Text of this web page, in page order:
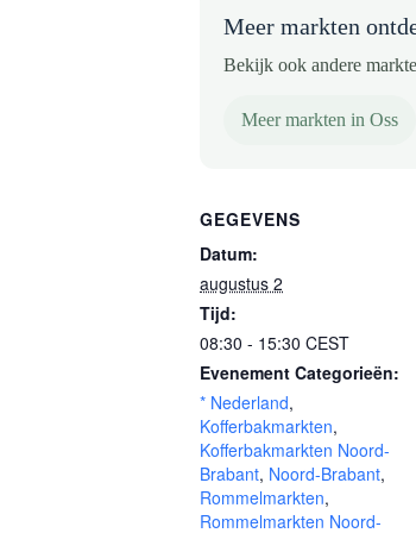
Meer markten
Bekijk ook andere
Meer markten in Oss
GEGEVENS
Datum:
augustus 2
Tijd:
08:30 - 15:30 CEST
Evenement Categorieën:
* Nederland,
Kofferbakmarkten,
Kofferbakmarkten Noord-
Brabant, Noord-Brabant,
Rommelmarkten,
Rommelmarkten Noord-